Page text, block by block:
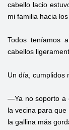
cabello lacio
mi familia hacia
Todos teníamos
cabellos
Un día, cumplidos
—Ya no soporto a
la vecina para
la gallina más